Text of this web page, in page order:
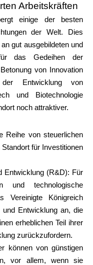
Arbeitskräften
einige der besten
der Welt. Dies
gut ausgebildeten und
das Gedeihen der
von Innovation
Entwicklung von
und Biotechnologie
noch attraktiver.
Reihe von steuerlichen
für Investitionen
Entwicklung (R&D): Für
und technologische
Vereinigte Königreich
und Entwicklung an, die
erheblichen Teil ihrer
zurückzufordern.
können von günstigen
vor allem, wenn sie